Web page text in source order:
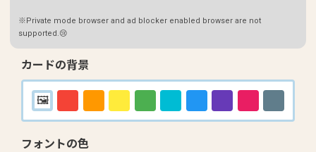
※Private mode browser and ad blocker enabled browser are not
supported.😢
カードの背景
フォントの色